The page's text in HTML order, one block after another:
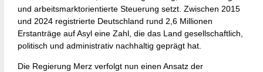
und arbeitsmarktorientierte Steuerung setzt. Zwischen 2015
und 2024 registrierte Deutschland rund 2,6 Millionen
Erstanträge auf Asyl eine Zahl, die das Land gesellschaftlich,
politisch und administrativ nachhaltig geprägt hat.
Die Regierung Merz verfolgt nun einen Ansatz der